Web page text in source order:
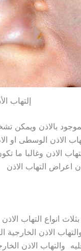
إلتهاب
بالاذن ويمكن
الاذن الوسطى او
الاذن وغالبا ما
اعراض التهاب الاذن
بثلاث انواع التهاب
الاذن الخارجية
والتهاب الاذن